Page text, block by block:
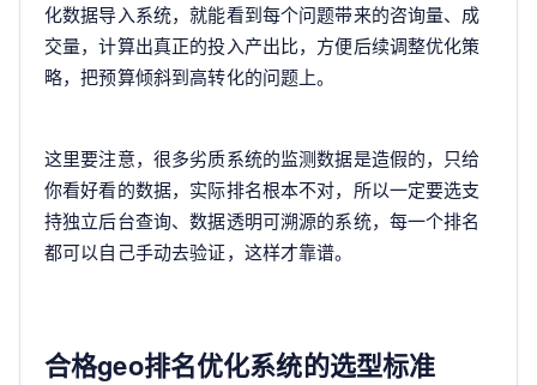
化数据导入系统，就能看到每个问题带来的咨询量、成
交量，计算出真正的投入产出比，方便后续调整优化策
略，把预算倾斜到高转化的问题上。
这里要注意，很多劣质系统的监测数据是造假的，只给
你看好看的数据，实际排名根本不对，所以一定要选支
持独立后台查询、数据透明可溯源的系统，每一个排名
都可以自己手动去验证，这样才靠谱。
合格geo排名优化系统的选型标准